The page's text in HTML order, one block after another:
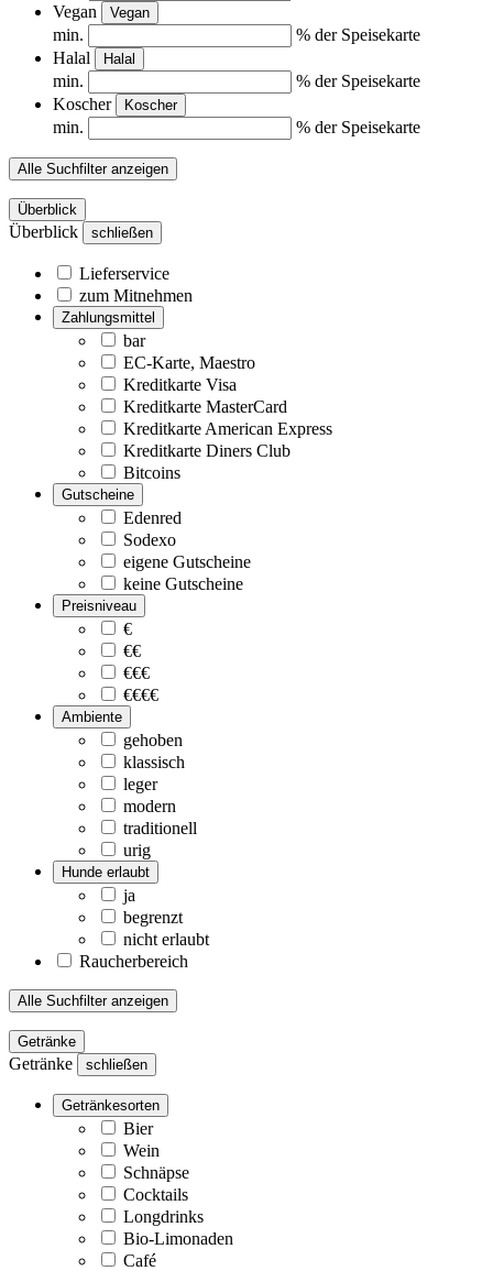
Vegan
Vegan
min.
% der Speisekarte
Halal
Halal
min.
% der Speisekarte
Koscher
Koscher
min. % der Speisekarte
Alle Suchfilter anzeigen
Überblick
Überblick schließen
Lieferservice
zum Mitnehmen
Zahlungsmittel
bar
EC-Karte, Maestro
Kreditkarte Visa
Kreditkarte MasterCard
Kreditkarte American Express
Kreditkarte Diners Club
Bitcoins
Gutscheine
Edenred
Sodexo
eigene Gutscheine
keine Gutscheine
Preisniveau
€
€€
€€€
€€€€
Ambiente
gehoben
klassisch
leger
modern
traditionell
urig
Hunde erlaubt
ja
begrenzt
nicht erlaubt
Raucherbereich
Alle Suchfilter anzeigen
Getränke
Getränke schließen
Getränkesorten
Bier
Wein
Schnäpse
Cocktails
Longdrinks
Bio-Limonaden
Café